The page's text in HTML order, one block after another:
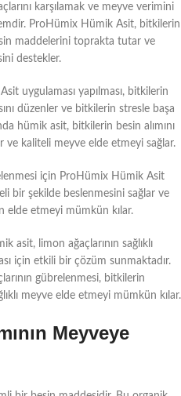
karşılamak ve meyve verimini
ProHümix Hümik Asit, bitkilerin
maddelerini toprakta tutar ve
destekler.
uygulaması yapılması, bitkilerin
düzenler ve bitkilerin stresle başa
hümik asit, bitkilerin besin alımını
ve kaliteli meyve elde etmeyi sağlar.
için ProHümix Hümik Asit
bir şekilde beslenmesini sağlar ve
elde etmeyi mümkün kılar.
asit, limon ağaçlarının sağlıklı
için etkili bir çözüm sunmaktadır.
gübrelenmesi, bitkilerin
meyve elde etmeyi mümkün kılar.
Meyveye